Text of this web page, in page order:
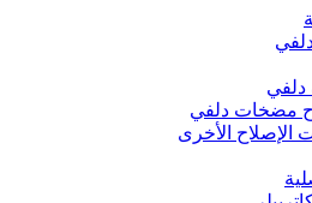
مضخات دلفي
الأخرى